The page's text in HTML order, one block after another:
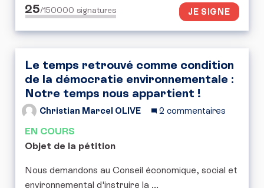
25/150000 signatures JE SIGNE
Le temps retrouvé comme condition
de la démocratie environnementale :
Notre temps nous appartient !
Christian Marcel OLIVE 2 commentaires
EN COURS
Objet de la pétition
Nous demandons au Conseil économique, social et
environnemental d'instruire la ...